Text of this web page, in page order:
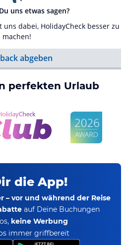
uns etwas sagen?
dabei, HolidayCheck besser zu
machen!
abgeben
perfekten Urlaub
die App!
– vor und während der Reise
auf Deine Buchungen
keine Werbung
immer griffbereit